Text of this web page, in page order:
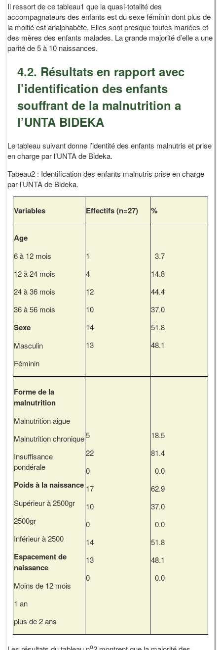
Il ressort de ce tableau1 que la quasi-totalité des
accompagnateurs des enfants est du sexe féminin dont plus de
la moitié est analphabète. Elles sont presque toutes mariées et
des mères des enfants malades. La grande majorité d’elle a une
parité de 5 à 10 naissances.
4.2. Résultats en rapport avec
l’identification des enfants
souffrant de la malnutrition a
l’UNTA BIDEKA
Le tableau suivant donne l’identité des enfants malnutris et prise
en charge par l’UNTA de Bideka.
Tabeau2 : Identification des enfants malnutris prise en charge
par l’UNTA de Bideka.
Variables Effectifs (n=27) %
Age
6 à 12 mois
12 à 24 mois
24 à 36 mois
36 à 56 mois
Sexe
Masculin
Féminin
1
4
12
10
14
13
3.7
14.8
44.4
37.0
51.8
48.1
Forme de la
malnutrition
Malnutrition aigue
Malnutrition chronique
Insuffisance
pondérale
Poids à la naissance
Supérieur à 2500gr
2500gr
Inférieur à 2500
Espacement de
naissance
Moins de 12 mois
1 an
plus de 2 ans
5
22
0
17
10
0
14
13
0
18.5
81.4
0.0
62.9
37.0
0.0
51.8
48.1
0.0
o